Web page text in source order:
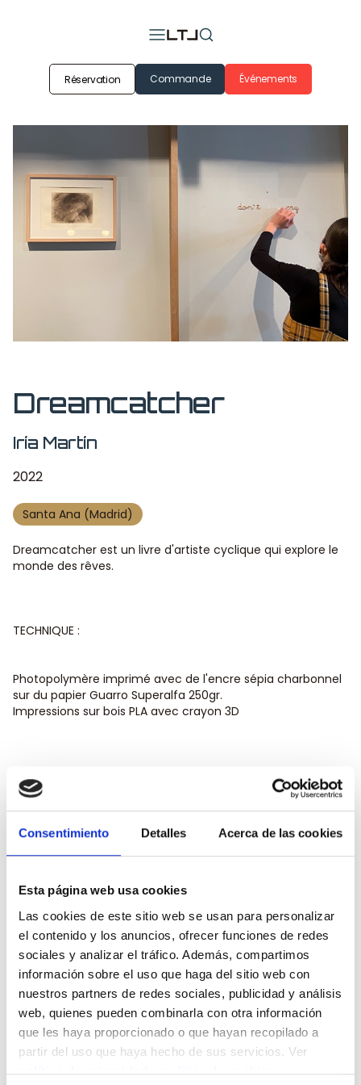
Consentimiento Detalles Acerca de las cookies
Esta página web usa cookies
Las cookies de este sitio web se usan para personalizar
el contenido y los anuncios, ofrecer funciones de redes
sociales y analizar el tráfico. Además, compartimos
información sobre el uso que haga del sitio web con
nuestros partners de redes sociales, publicidad y análisis
web, quienes pueden combinarla con otra información
que les haya proporcionado o que hayan recopilado a
partir del uso que haya hecho de sus servicios. Ver
política de privacidadypolítica de cookies.
Réservation Commande Événements
Dreamcatcher
Iría Martín
2022
Santa Ana (Madrid)
Dreamcatcher est un livre d'artiste cyclique qui explore le
monde des rêves.
TECHNIQUE :
Photopolymère imprimé avec de l'encre sépia charbonnel
sur du papier Guarro Superalfa 250gr.
Impressions sur bois PLA avec crayon 3D
Partagez ce contenu